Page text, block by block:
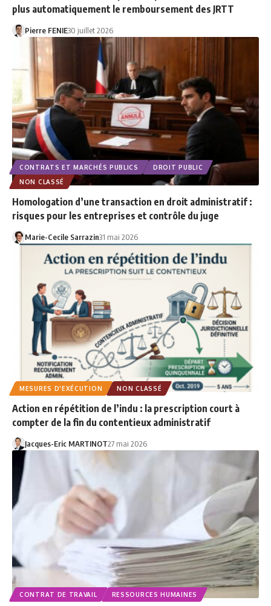
plus automatiquement le remboursement des JRTT
Pierre FENIE30 juillet 2026
CONTRATS ET MARCHÉS PUBLICS
DROIT PUBLIC
NON CLASSÉ
Homologation d’une transaction en droit administratif :
risques pour les entreprises et contrôle du juge
Marie-Cecile Sarrazin31 mai 2026
MESURES D'EXÉCUTION NON CLASSÉ
Action en répétition de l’indu : la prescription court à
compter de la fin du contentieux administratif
Jacques-Eric MARTINOT27 mai 2026
CONTRAT DE TRAVAIL RESSOURCES HUMAINES